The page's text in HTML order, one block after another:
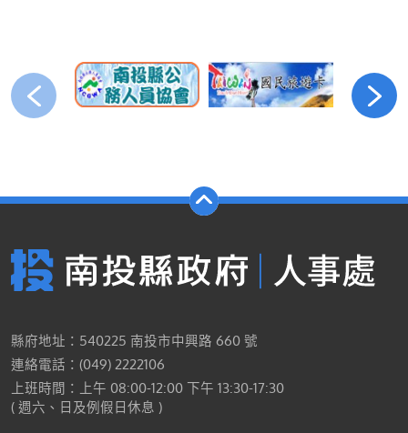
縣府地址：540225 南投市中興路 660 號
連絡電話：(049) 2222106
上班時間：上午 08:00-12:00 下午 13:30-17:30
( 週六、日及例假日休息 )